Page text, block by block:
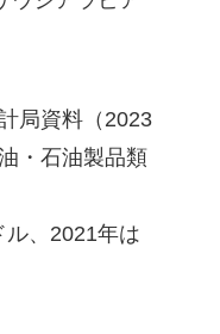
局資料（2023
・石油製品類
2021年は